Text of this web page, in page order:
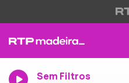
Sem Filtros